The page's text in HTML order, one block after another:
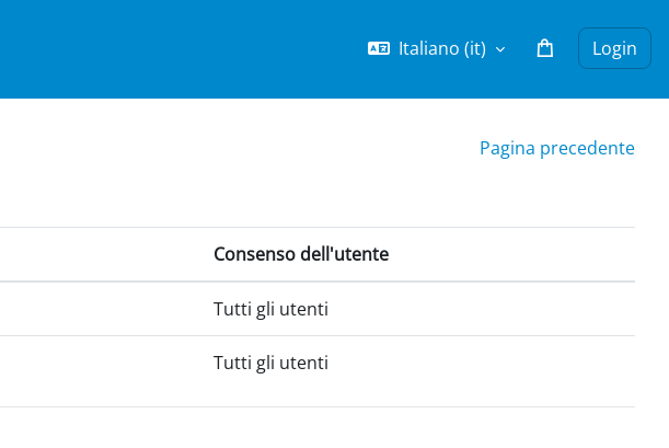
Italiano ‎(it)‎ Login
Pagina precedente
Consenso dell'utente
Tutti gli utenti
Tutti gli utenti